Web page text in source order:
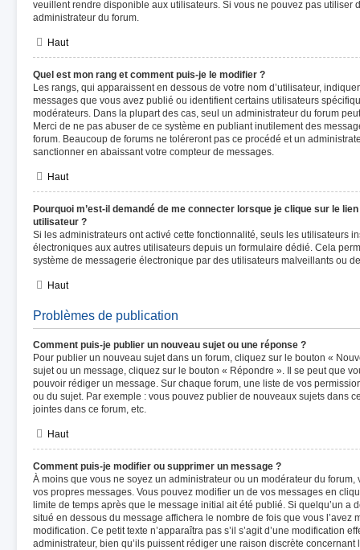
veuillent rendre disponible aux utilisateurs. Si vous ne pouvez pas utiliser
administrateur du forum.
Haut
Quel est mon rang et comment puis-je le modifier ?
Les rangs, qui apparaissent en dessous de votre nom d’utilisateur,
messages que vous avez publié ou identifient certains utilisateurs
modérateurs. Dans la plupart des cas, seul un administrateur du forum
Merci de ne pas abuser de ce système en publiant inutilement des
forum. Beaucoup de forums ne toléreront pas ce procédé et un
sanctionner en abaissant votre compteur de messages.
Haut
Pourquoi m’est-il demandé de me connecter lorsque je clique sur le
utilisateur ?
Si les administrateurs ont activé cette fonctionnalité, seuls les utilisateurs
électroniques aux autres utilisateurs depuis un formulaire dédié. Cela
système de messagerie électronique par des utilisateurs malveillants ou
Haut
Problèmes de publication
Comment puis-je publier un nouveau sujet ou une réponse ?
Pour publier un nouveau sujet dans un forum, cliquez sur le bouton «
sujet ou un message, cliquez sur le bouton « Répondre ». Il se peut que
pouvoir rédiger un message. Sur chaque forum, une liste de vos
ou du sujet. Par exemple : vous pouvez publier de nouveaux sujets dans
jointes dans ce forum, etc.
Haut
Comment puis-je modifier ou supprimer un message ?
À moins que vous ne soyez un administrateur ou un modérateur du
vos propres messages. Vous pouvez modifier un de vos messages en
limite de temps après que le message initial ait été publié. Si quelqu’un a
situé en dessous du message affichera le nombre de fois que vous l’avez
modification. Ce petit texte n’apparaîtra pas s’il s’agit d’une modification
administrateur, bien qu’ils puissent rédiger une raison discrète